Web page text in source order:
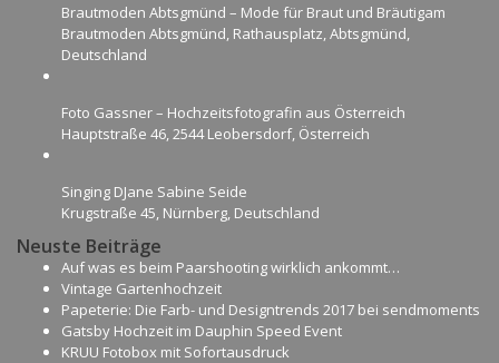
Brautmoden Abtsgmünd – Mode für Braut und Bräutigam
Brautmoden Abtsgmünd, Rathausplatz, Abtsgmünd,
Deutschland
Foto Gassner – Hochzeitsfotografin aus Österreich
Hauptstraße 46, 2544 Leobersdorf, Österreich
Singing DJane Sabine Seide
Krugstraße 45, Nürnberg, Deutschland
Neuste Beiträge
Auf was es beim Paarshooting wirklich ankommt…
Vintage Gartenhochzeit
Papeterie: Die Farb- und Designtrends 2017 bei sendmoments
Gatsby Hochzeit im Dauphin Speed Event
KRUU Fotobox mit Sofortausdruck